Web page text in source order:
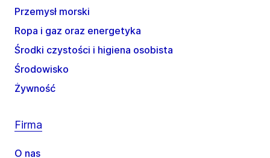
Przemysł morski
Ropa i gaz oraz energetyka
Środki czystości i higiena osobista
Środowisko
Żywność
Firma
O nas